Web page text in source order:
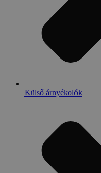
Külső árnyékolók